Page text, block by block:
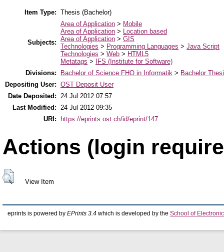
Item Type: Thesis (Bachelor)
Subjects:
Area of Application > Mobile
Area of Application > Location based
Area of Application > GIS
Technologies > Programming Languages > Java Script
Technologies > Web > HTML5
Metatags >
IFS (Institute for Software)
Divisions:
Bachelor of Science FHO in Informatik > Bachelor
Depositing User: OST Deposit User
Date Deposited: 24 Jul 2012 07:57
Last Modified: 24 Jul 2012 09:35
URI:
https://eprints.ost.ch/id/eprint/147
Actions (login
View Item
eprints is powered by EPrints 3.4 which is developed by the School of